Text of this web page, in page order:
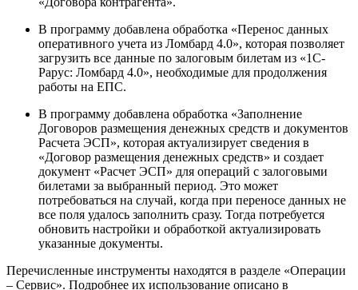
В программу добавлена обработка «Перенос данных
оперативного учета из Ломбард 4.0», которая позволяет
загрузить все данные по залоговым билетам из «1С-
Рарус: Ломбард 4.0», необходимые для продолжения
работы на ЕПС.
В программу добавлена обработка «Заполнение
Договоров размещения денежных средств и документов
Расчета ЭСП», которая актуализирует сведения в
«Договор размещения денежных средств» и создает
документ «Расчет ЭСП» для операций с залоговыми
билетами за выбранный период. Это может
потребоваться на случай, когда при переносе данных не
все поля удалось заполнить сразу. Тогда потребуется
обновить настройки и обработкой актуализировать
указанные документы.
Перечисленные инструменты находятся в разделе «Операции
– Сервис». Подробнее их использование описано в